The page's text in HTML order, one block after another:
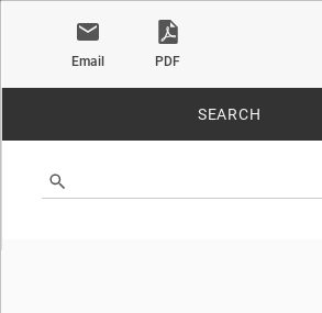
Email PDF
SEARCH